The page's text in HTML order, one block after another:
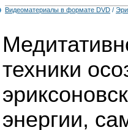
Видеоматериалы в формате DVD /
техники
энергии,